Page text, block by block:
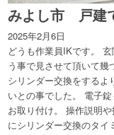
みよし市 戸建
2025年2月6日
どうも作業員IKです。
う事で見させて頂いて
シリンダー交換をするよ
いとの事でした。 電子
お取り付け。 操作説明
にシリンダー交換のタイ